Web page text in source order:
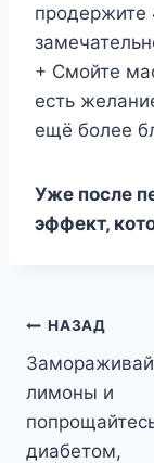
+ Смойте
есть
ещё более
Уже после
эффект,
по
записям
НАЗАД
лимоны и
диабетом,